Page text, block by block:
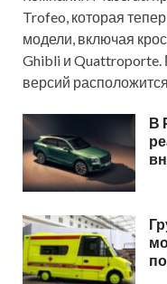
Trofeo, которая
модели, включая
Ghibli и Quattroporte.
версий расположится
В